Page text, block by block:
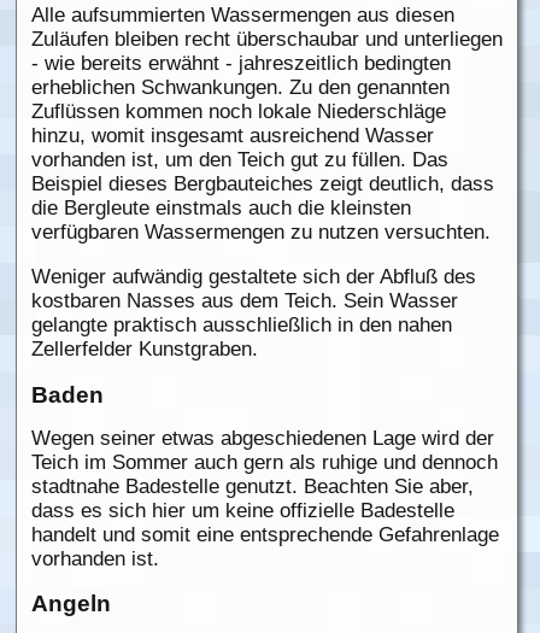
Alle aufsummierten Wassermengen aus diesen
Zuläufen bleiben recht überschaubar und unterliegen
- wie bereits erwähnt - jahreszeitlich bedingten
erheblichen Schwankungen. Zu den genannten
Zuflüssen kommen noch lokale Niederschläge
hinzu, womit insgesamt ausreichend Wasser
vorhanden ist, um den Teich gut zu füllen. Das
Beispiel dieses Bergbauteiches zeigt deutlich, dass
die Bergleute einstmals auch die kleinsten
verfügbaren Wassermengen zu nutzen versuchten.
Weniger aufwändig gestaltete sich der Abfluß des
kostbaren Nasses aus dem Teich. Sein Wasser
gelangte praktisch ausschließlich in den nahen
Zellerfelder Kunstgraben.
Baden
Wegen seiner etwas abgeschiedenen Lage wird der
Teich im Sommer auch gern als ruhige und dennoch
stadtnahe Badestelle genutzt. Beachten Sie aber,
dass es sich hier um keine offizielle Badestelle
handelt und somit eine entsprechende Gefahrenlage
vorhanden ist.
Angeln